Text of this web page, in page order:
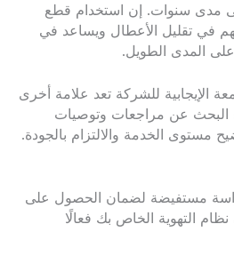
مدى سنوات. إن استخدام قطع
في تقليل الأعطال ويساعد في
على المدى الطويل.
الإيجابية للشركة تعد علامة أخرى
البحث عن مراجعات وتوصيات
مستوى الخدمة والالتزام بالجودة.
مستفيضة لضمان الحصول على
التهوية الخاص بك فعالًا